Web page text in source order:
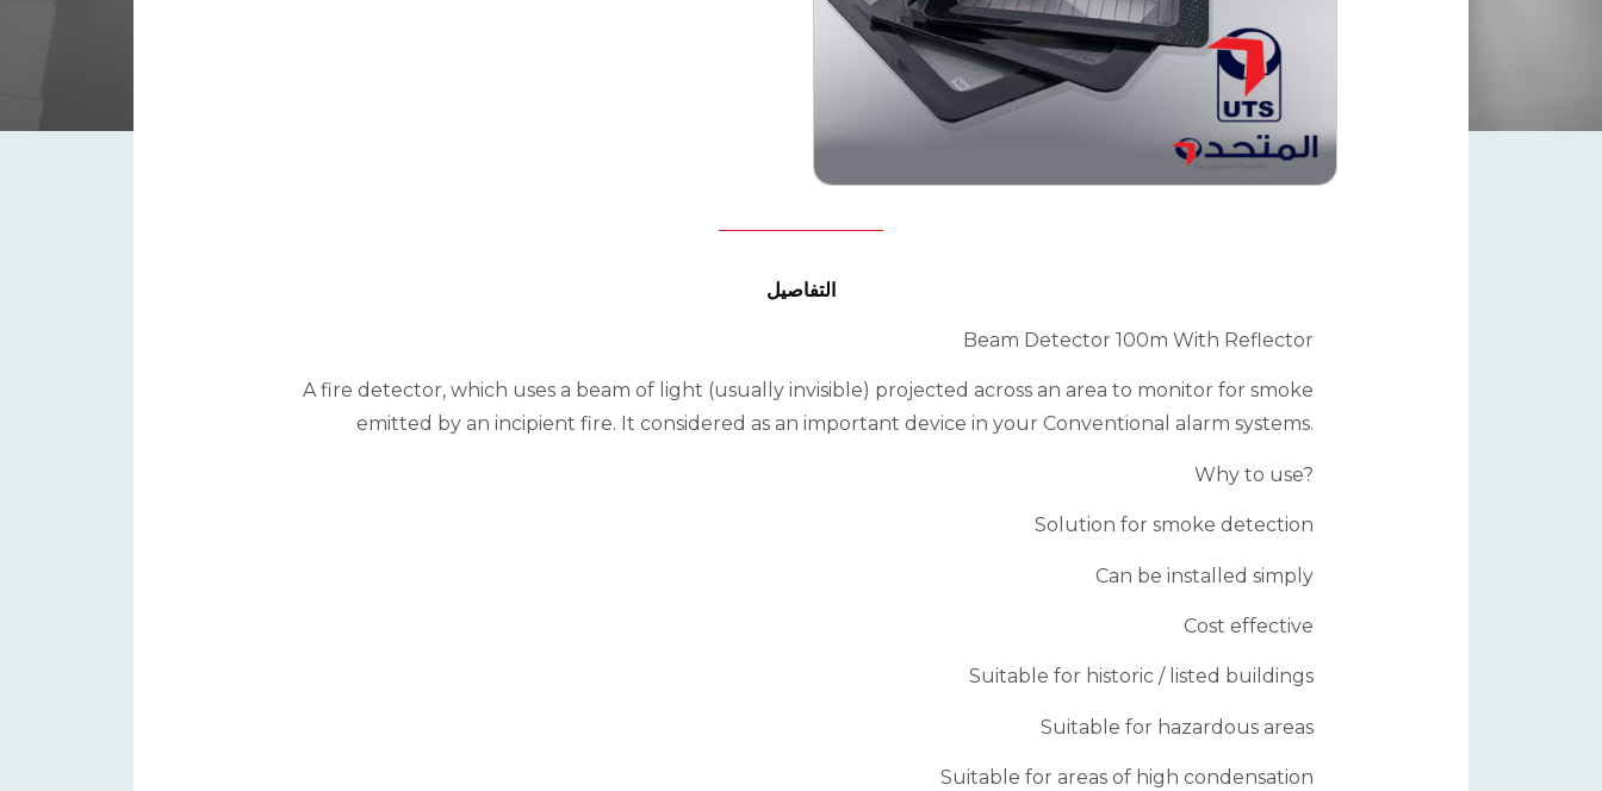
التفاصيل
Beam Detector 100m With Reflector
A fire detector, which uses a beam of light (usually invisible) projected across an area to monitor for smoke
emitted by an incipient fire. It considered as an important device in your Conventional alarm systems.
Why to use?
Solution for smoke detection
Can be installed simply
Cost effective
Suitable for historic / listed buildings
Suitable for hazardous areas
Suitable for areas of high condensation